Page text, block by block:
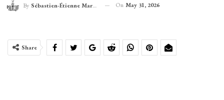
By Sébastien-Étienne Marechal On May 31, 2026
Share